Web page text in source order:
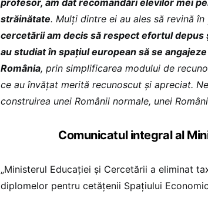
profesor, am dat recomandări elevilor mei
străinătate. Mulți dintre ei au ales să revină în
cercetării am decis să respect efortul depus
au studiat în spațiul european să se
România, prin simplificarea modului de
ce au învățat merită recunoscut și apreciat.
construirea unei Românii normale, unei
Comunicatul integral al
„Ministerul Educației și Cercetării a eliminat
diplomelor pentru cetățenii Spațiului